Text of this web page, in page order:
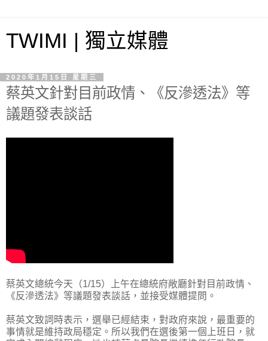
TWIMI | 獨立媒體
2020年1月15日 星期三
蔡英文針對目前政情、《反滲透法》等
議題發表談話
蔡英文總統今天（1/15）上午在總統府敞廳針對目前政情、
《反滲透法》等議題發表談話，並接受媒體提問。
蔡英文致詞時表示，選舉已經結束，對政府來說，最重要的
事情就是維持政局穩定。所以我們在選後第一個上班日，就